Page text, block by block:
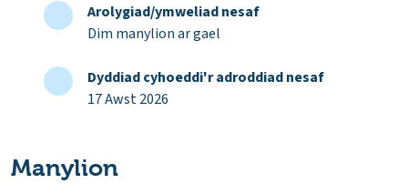
Arolygiad/ymweliad nesaf
Dim manylion ar gael
Dyddiad cyhoeddi'r adroddiad nesaf
17 Awst 2026
Manylion